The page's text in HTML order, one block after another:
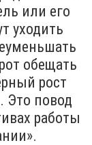
или его
уходить
обещать
рост
Это повод
работы